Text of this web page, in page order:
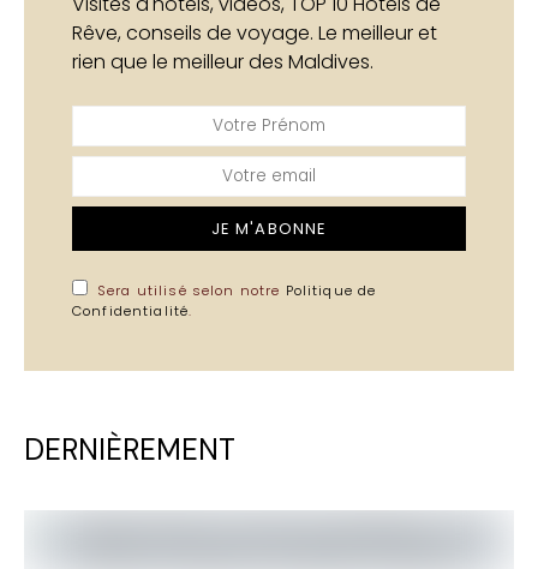
Rêve, conseils de voyage. Le meilleur et
rien que le meilleur des Maldives.
JE M'ABONNE
Sera utilisé selon notre Politique de
Confidentialité.
DERNIÈREMENT